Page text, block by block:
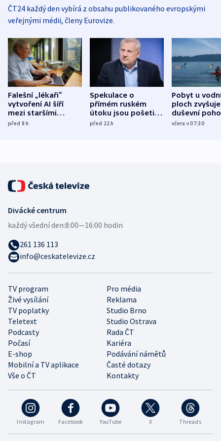
ČT24 každý den vybírá z obsahu publikovaného evropskými
veřejnými médii, členy Eurovize.
Falešní „lékaři“
vytvoření AI šíří
mezi staršími
Poláky nebezpečné
před 8h
Spekulace o
přímém ruském
útoku jsou pošetilé,
míní estonský
před 22h
Pobyt u
ploch zvyšuje
duševní
ukázala
včera v 07:30
Instagram Facebook YouTube X Threads
TV program
Pro média
Živé vysílání
Reklama
TV poplatky
Studio Brno
Teletext
Studio Ostrava
Podcasty
Rada ČT
Počasí
Kariéra
E-shop
Podávání námětů
Mobilní a TV aplikace
Časté dotazy
Vše o ČT
Kontakty
Divácké centrum
každý všední den:8:00—16:00 hodin
261 136 113
info@ceskatelevize.cz